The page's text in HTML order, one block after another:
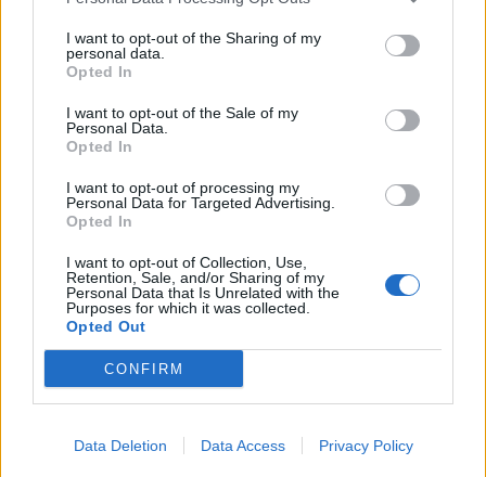
I want to opt-out of the Sharing of my
personal data.
Opted In
I want to opt-out of the Sale of my
Personal Data.
Opted In
I want to opt-out of processing my
Personal Data for Targeted Advertising.
Opted In
I want to opt-out of Collection, Use,
Retention, Sale, and/or Sharing of my
Personal Data that Is Unrelated with the
Purposes for which it was collected.
Opted Out
CONFIRM
Data Deletion Data Access Privacy Policy
GAZDASÁG
Kiberbűnözők csaptak le a magyarok kedvenc
szivároghatott ki
Adatszivárgás történhetett az About You webáruháznál.
PORTFOLIO BLOGGER
BANKMONITOR
Hogyan alakulnak a betéti- és hitelkamatok az
inflációhoz képest?
A KSH adatai alapján 1,2 százalék volt az éves infláció
júliusban. Több, mint 10 éve nem volt ilyen alacsony az
áremelkedés mértéke. Érdemes megnézni, hogy ezen
CHIKANSPLANET
legtöbb helyen még mindig nem ültetnek eleget